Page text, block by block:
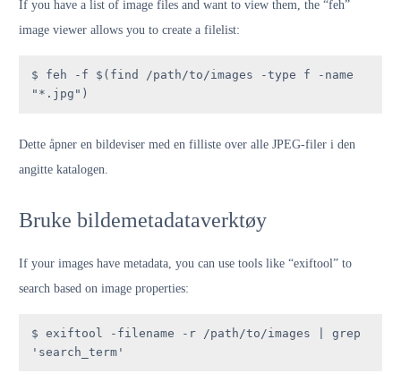
If you have a list of image files and want to view them, the “feh”
image viewer allows you to create a filelist:
$ feh -f $(find /path/to/images -type f -name
"*.jpg")
Dette åpner en bildeviser med en filliste over alle JPEG-filer i den
angitte katalogen.
Bruke bildemetadataverktøy
If your images have metadata, you can use tools like “exiftool” to
search based on image properties:
$ exiftool -filename -r /path/to/images | grep
'search_term'